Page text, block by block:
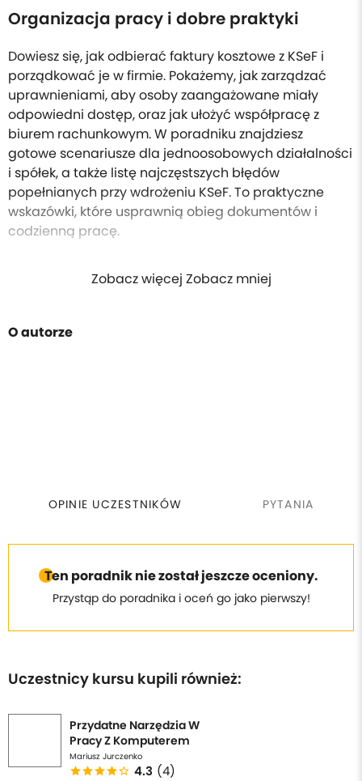
Organizacja pracy i dobre praktyki
Dowiesz się, jak odbierać faktury kosztowe z KSeF i
porządkować je w firmie. Pokażemy, jak zarządzać
uprawnieniami, aby osoby zaangażowane miały
odpowiedni dostęp, oraz jak ułożyć współpracę z
biurem rachunkowym. W poradniku znajdziesz
gotowe scenariusze dla jednoosobowych działalności
i spółek, a także listę najczęstszych błędów
popełnianych przy wdrożeniu KSeF. To praktyczne
wskazówki, które usprawnią obieg dokumentów i
codzienną pracę.
Zobacz więcej Zobacz mniej
O autorze
OPINIE UCZESTNIKÓW PYTANIA
Ten poradnik nie został jeszcze oceniony.
Przystąp do poradnika i oceń go jako pierwszy!
Uczestnicy kursu kupili również:
Przydatne Narzędzia W
Pracy Z Komputerem
Mariusz Jurczenko
4.3 (4)